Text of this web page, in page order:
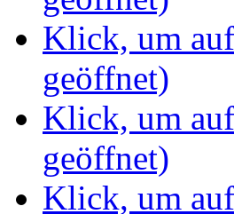
Klick, um
geöffnet)
Klick, um
geöffnet)
Klick, um